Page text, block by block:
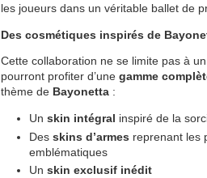
les joueurs dans un véritable ballet de
Des cosmétiques inspirés de
Cette collaboration ne se limite pas à
pourront profiter d’une gamme
thème de Bayonetta :
Un skin intégral inspiré de la
Des skins d’armes reprenant les
emblématiques
Un skin exclusif inédit